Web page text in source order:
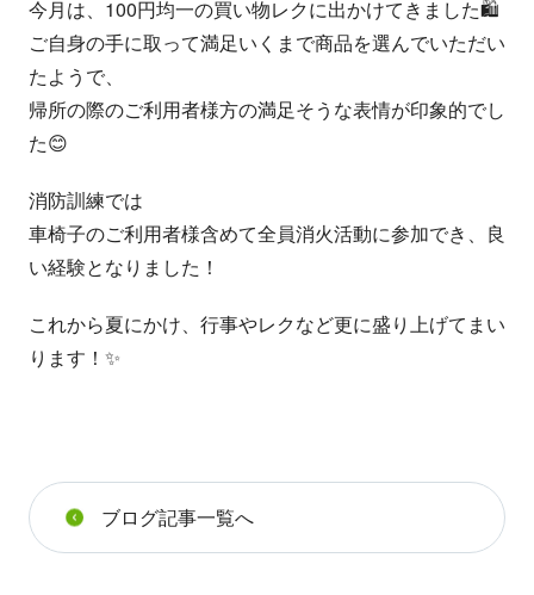
今月は、100円均一の買い物レクに出かけてきました🛍
ご自身の手に取って満足いくまで商品を選んでいただい
たようで、
帰所の際のご利用者様方の満足そうな表情が印象的でし
た😊
消防訓練では
車椅子のご利用者様含めて全員消火活動に参加でき、良
い経験となりました！
これから夏にかけ、行事やレクなど更に盛り上げてまい
ります！✨
ブログ記事一覧へ